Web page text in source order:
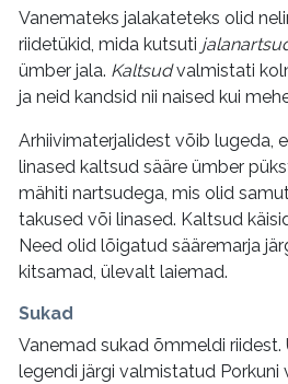
Vanemateks jalakateteks olid
riidetükid, mida kutsuti
ümber jala. Kaltsudvalmistati
ja neid kandsid nii naised kui
Arhiivimaterjalidest võib lugeda,
linased kaltsud sääre ümber
mähiti nartsudega, mis olid
takused või linased. Kaltsud
Need olid lõigatud sääremarja
kitsamad, ülevalt laiemad.
Sukad
Vanemad sukad õmmeldi riidest.
legendi järgi valmistatud Porkuni